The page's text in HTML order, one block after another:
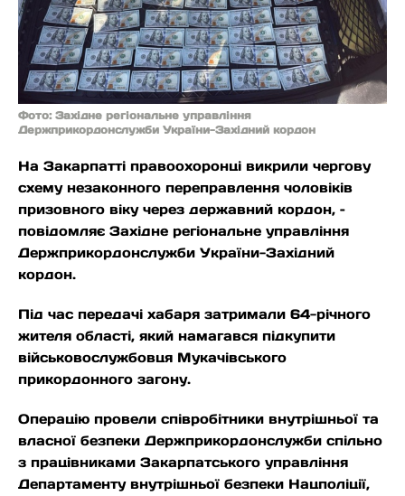
Фото: Західне регіональне управління
Держприкордонслужби України-Західний кордон
На Закарпатті правоохоронці викрили чергову
схему незаконного переправлення чоловіків
призовного віку через державний кордон, –
повідомляє Західне регіональне управління
Держприкордонслужби України-Західний
кордон.
Під час передачі хабаря затримали 64-річного
жителя області, який намагався підкупити
військовослужбовця Мукачівського
прикордонного загону.
Операцію провели співробітники внутрішньої та
власної безпеки Держприкордонслужби спільно
з працівниками Закарпатського управління
Департаменту внутрішньої безпеки Нацполіції,